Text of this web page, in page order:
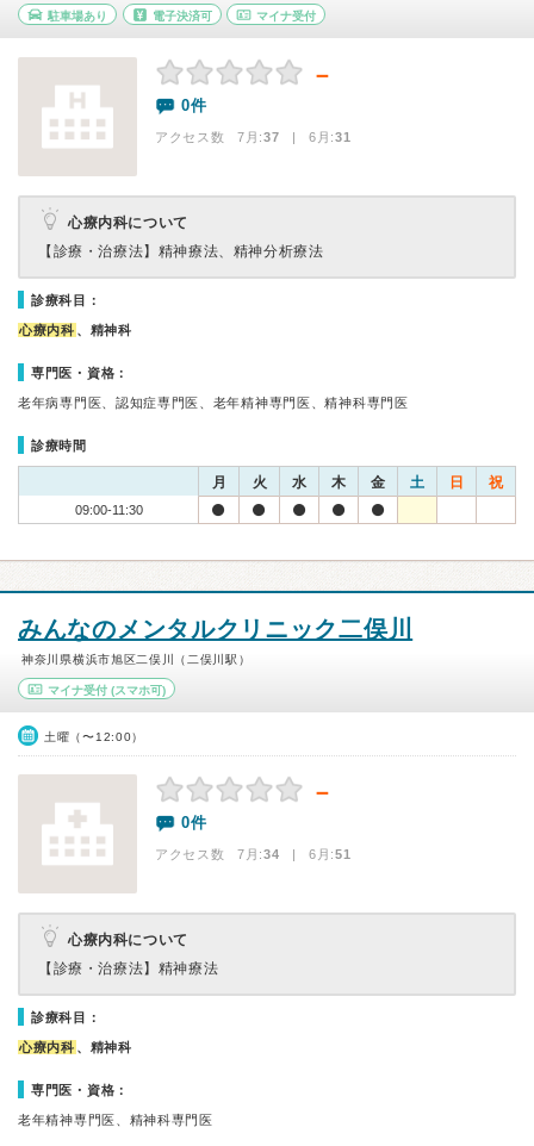
駐車場あり 電子決済可 マイナ受付
－
0件
アクセス数 7月:37 | 6月:31
心療内科について
【診療・治療法】 精神療法、精神分析療法
診療科目：
心療内科 、精神科
専門医・資格：
老年病専門医、認知症専門医、老年精神専門医、精神科専門医
診療時間
月 火 水 木 金 土 日 祝
09:00-11:30
みんなのメンタルクリニック二俣川
神奈川県横浜市旭区二俣川（二俣川駅）
マイナ受付 (スマホ可)
土曜（〜12:00）
－
0件
アクセス数 7月:34 | 6月:51
心療内科について
【診療・治療法】 精神療法
診療科目：
心療内科 、精神科
専門医・資格：
老年精神専門医、精神科専門医